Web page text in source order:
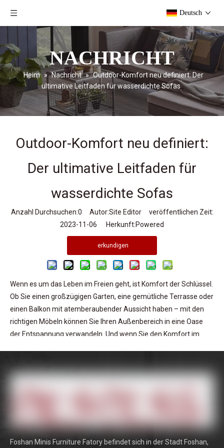
Deutsch
NACHRICHT
Heim » Nachricht » Outdoor-Komfort neu definiert: Der
ultimative Leitfaden für wasserdichte Sofas
Outdoor-Komfort neu definiert:
Der ultimative Leitfaden für
wasserdichte Sofas
Anzahl Durchsuchen:0 Autor:Site Editor veröffentlichen Zeit:
2023-11-06 Herkunft:Powered
erkundigen
Wenn es um das Leben im Freien geht, ist Komfort der Schlüssel.
Ob Sie einen großzügigen Garten, eine gemütliche Terrasse oder
einen Balkon mit atemberaubender Aussicht haben – mit den
richtigen Möbeln können Sie Ihren Außenbereich in eine Oase
der Entspannung verwandeln. Und wenn Sie den Komfort im
nachzudenken.
geben Ihnen wichtige Pflege- und Wartungstipps, um
sicherzustellen, dass Ihr wasserdichtes Sofa über Jahre hinweg
Foshan Minis Furniture Fatory befindet sich in der Stadt Foshan,